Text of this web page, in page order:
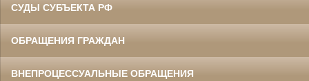
СУДЫ СУБЪЕКТА РФ
ОБРАЩЕНИЯ ГРАЖДАН
ВНЕПРОЦЕССУАЛЬНЫЕ ОБРАЩЕНИЯ